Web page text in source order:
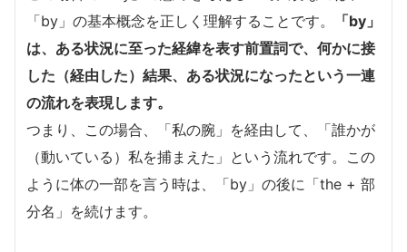
「by」の基本概念を正しく理解することです。
「by」
は、ある状況に至った経緯を表す前置詞で、何かに接
した（経由した）結果、ある状況になったという一連
の流れを表現します。
つまり、この場合、「私の腕」を経由して、「誰かが
（動いている）私を捕まえた」という流れです。この
ように体の一部を言う時は、「by」の後に「the + 部
分名」を続けます。